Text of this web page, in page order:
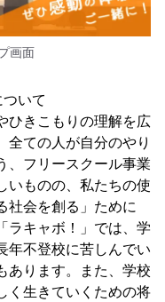
画面
いて
ひきこもりの理解を広
全ての人が自分のやり
、フリースクール事業
いものの、私たちの使
社会を創る」ために
ラキャボ！」では、学
年不登校に苦しんでい
あります。また、学校
く生きていくための将